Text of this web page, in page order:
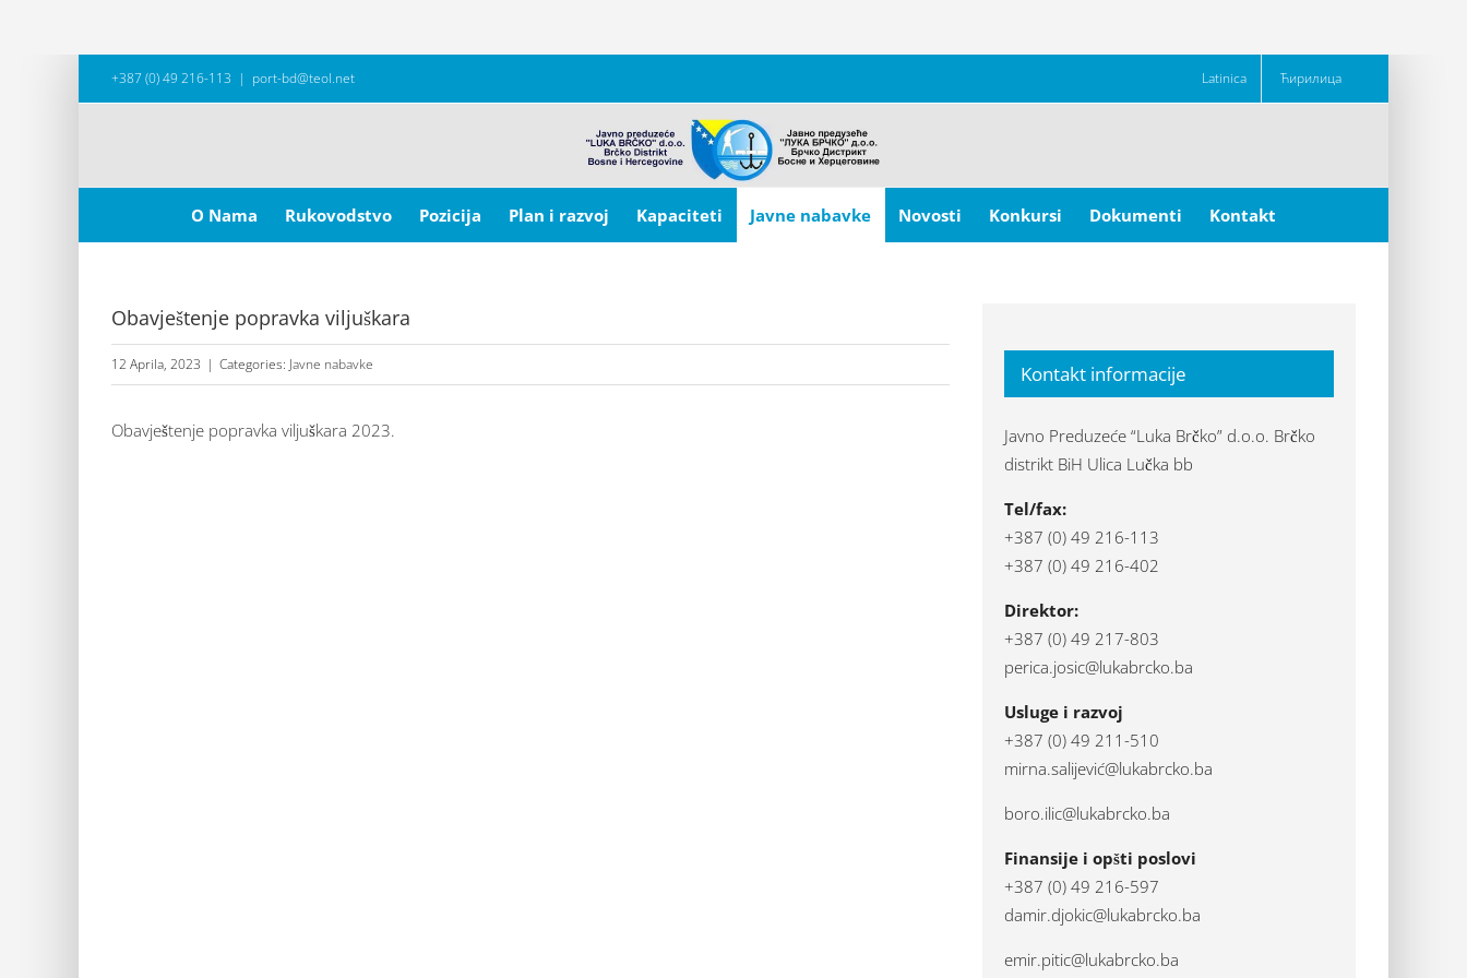
+387 (0) 49 216-113 | port-bd@teol.net Latinica Ћирилица
for:
O Nama
Rukovodstvo Pozicija Plan i razvoj Kapaciteti Javne nabavke Novosti Konkursi Dokumenti Kontakt
Obavještenje popravka viljuškara
12 Aprila, 2023 | Categories: Javne nabavke
Obavještenje popravka viljuškara 2023.
Kontakt informacije
Javno Preduzeće “Luka Brčko” d.o.o. Brčko
distrikt BiH Ulica Lučka bb
Tel/fax:
+387 (0) 49 216-113
+387 (0) 49 216-402
Direktor:
+387 (0) 49 217-803
perica.josic@lukabrcko.ba
Usluge i razvoj
+387 (0) 49 211-510
mirna.salijević@lukabrcko.ba
boro.ilic@lukabrcko.ba
Finansije i opšti poslovi
+387 (0) 49 216-597
damir.djokic@lukabrcko.ba
emir.pitic@lukabrcko.ba